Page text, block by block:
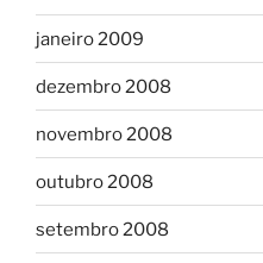
janeiro 2009
dezembro 2008
novembro 2008
outubro 2008
setembro 2008